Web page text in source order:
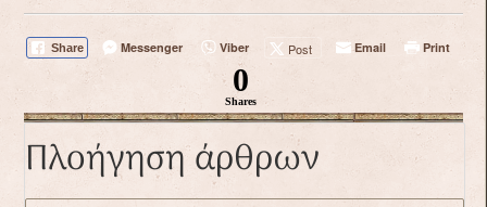
Share Messenger Viber Post Email Print
0
Shares
Πλοήγηση άρθρων